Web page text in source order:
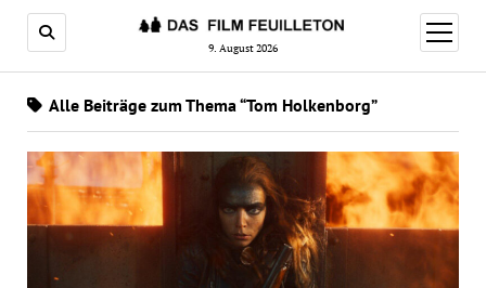
9. August 2026
Menü
öffnen
Alle Beiträge zum Thema “Tom Holkenborg”